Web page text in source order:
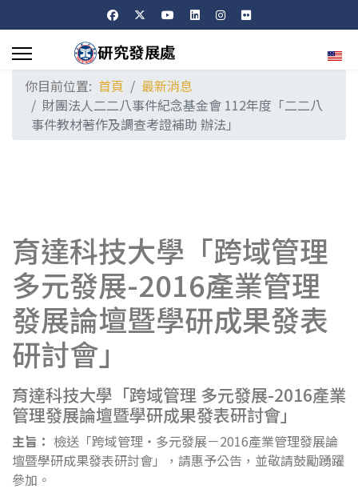
選擇
你目前位置: 首頁
最新消息
財團法人二二八事件紀念基金會 112年度「二二八
事件教材著作及調查考證補助 辦法」
育達科技大學「跨域管理
多元發展-2016產業管理
發展論壇暨學研成果發表
研討會」
育達科技大學「跨域管理 多元發展-2016產業
管理發展論壇暨學研成果發表研討會」
主旨： 檢送「跨域管理‧多元發展－2016產業管理發展論
壇暨學研成果發表研討會」，請惠予公告，並敬請鼓勵踴躍
參加。